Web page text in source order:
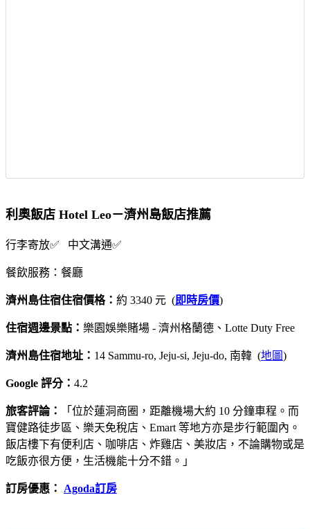
利奧飯店 Hotel Leo－濟州島飯店推薦
行李寄放✅ 中文溝通✅
餐飲服務：餐廳
濟州島住宿住宿價格： 約 3340 元 (即時房價)
住宿週邊景點： 樂園娛樂賭場 - 濟州格蘭德、Lotte Duty Free
濟州島住宿地址： 14 Sammu-ro, Jeju-si, Jeju-do, 南韓 (地圖)
Google 評分： 4.2
旅客評論：
「位於蓮洞商圈，距離機場大約 10 分鐘車程。而
寶健路徒步區、樂天免稅店、Emart 等地方亦是步行範圍內。
飯店樓下有便利店、咖啡店、炸雞店、美妝店，不論購物或是
吃飯亦很方便，生活機能十分不錯。」
訂房優惠： Agoda訂房